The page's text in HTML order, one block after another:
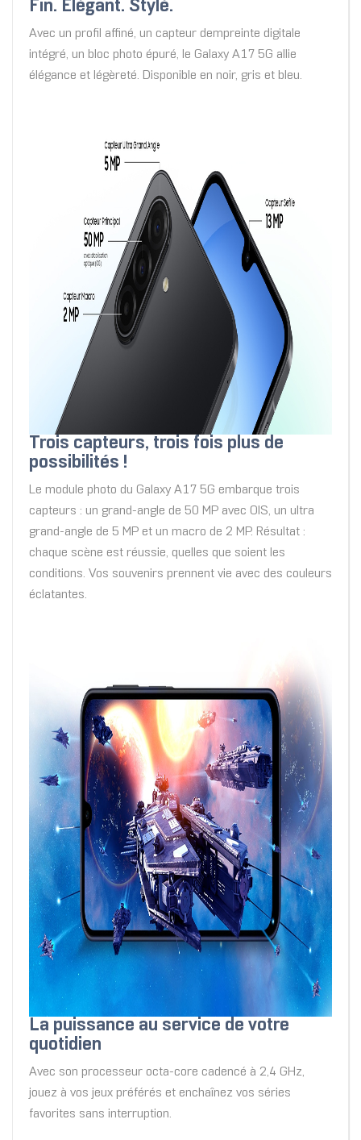
Fin. Élégant. Stylé.
Avec un profil affiné, un capteur dempreinte digitale
intégré, un bloc photo épuré, le Galaxy A17 5G allie
élégance et légèreté. Disponible en noir, gris et bleu.
Trois capteurs, trois fois plus de
possibilités !
Le module photo du Galaxy A17 5G embarque trois
capteurs : un grand-angle de 50 MP avec OIS, un ultra
grand-angle de 5 MP et un macro de 2 MP. Résultat :
chaque scène est réussie, quelles que soient les
conditions. Vos souvenirs prennent vie avec des couleurs
éclatantes.
La puissance au service de votre
quotidien
Avec son processeur octa-core cadencé à 2,4 GHz,
jouez à vos jeux préférés et enchaînez vos séries
favorites sans interruption.